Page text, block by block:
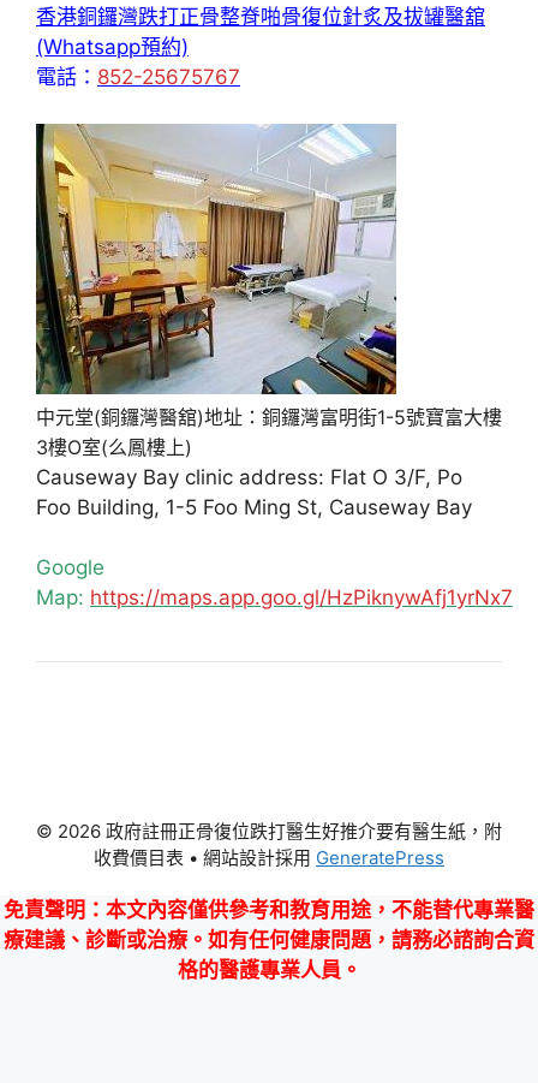
香港銅鑼灣跌打正骨整脊啪骨復位針炙及拔罐醫舘
(Whatsapp預約)
電話： 852-25675767
中元堂(銅鑼灣醫舘)地址：銅鑼灣富明街1-5號寶富大樓
3樓O室(么鳳樓上)
Causeway Bay clinic address: Flat O 3/F, Po
Foo Building, 1-5 Foo Ming St, Causeway Bay
Google
Map: https://maps.app.goo.gl/HzPiknywAfj1yrNx7
© 2026 政府註冊正骨復位跌打醫生好推介要有醫生紙，附
收費價目表 • 網站設計採用 GeneratePress
免責聲明 ：本文內容僅供參考和教育用途，不能替代專業醫
療建議、診斷或治療。如有任何健康問題，請務必諮詢合資
格的醫護專業人員。